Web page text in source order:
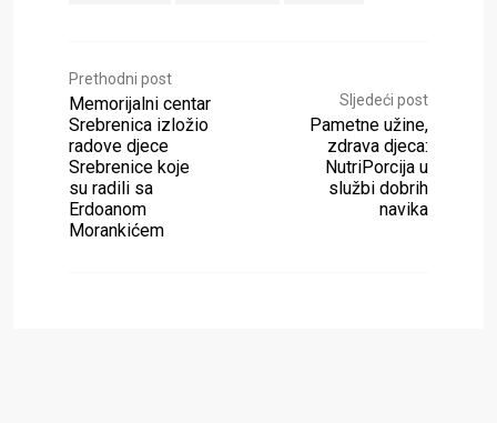
Prethodni post
Memorijalni centar
Srebrenica izložio
radove djece
Srebrenice koje
su radili sa
Erdoanom
Morankićem
Sljedeći post
Pametne užine,
zdrava djeca:
NutriPorcija u
službi dobrih
navika